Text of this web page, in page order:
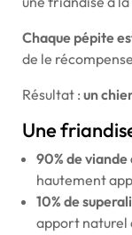
Chaque pépite
de le
Résultat : un
Une
90% de viande
hautement
10% de
apport naturel